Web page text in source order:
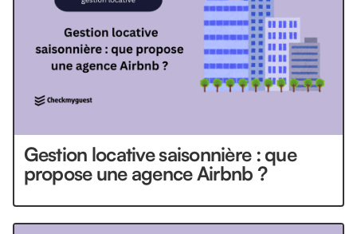
Gestion locative saisonnière : que
propose une agence Airbnb ?